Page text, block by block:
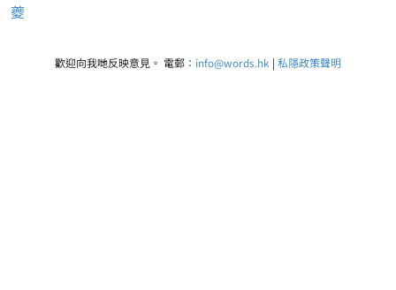
夔
歡迎向我哋反映意見。 電郵： info@words.hk | 私隱政策聲明